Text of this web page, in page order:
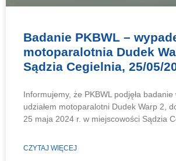
Badanie PKBWL –
motoparalotnia Dudek
Sądzia Cegielnia, 25/05/
Informujemy, że PKBWL podjęła badanie
udziałem motoparalotni Dudek Warp 2,
25 maja 2024 r. w miejscowości Sądzia
CZYTAJ WIĘCEJ